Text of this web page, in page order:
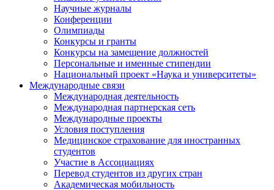
Научные журналы
Конференции
Олимпиады
Конкурсы и гранты
Конкурсы на замещение должностей
Персональные и именные стипендии
Национальный проект «Наука и университеты»
Международные связи
Международная деятельность
Международная партнерская сеть
Международные проекты
Условия поступления
Медицинское страхование для иностранных
студентов
Участие в Ассоциациях
Перевод студентов из других стран
Академическая мобильность